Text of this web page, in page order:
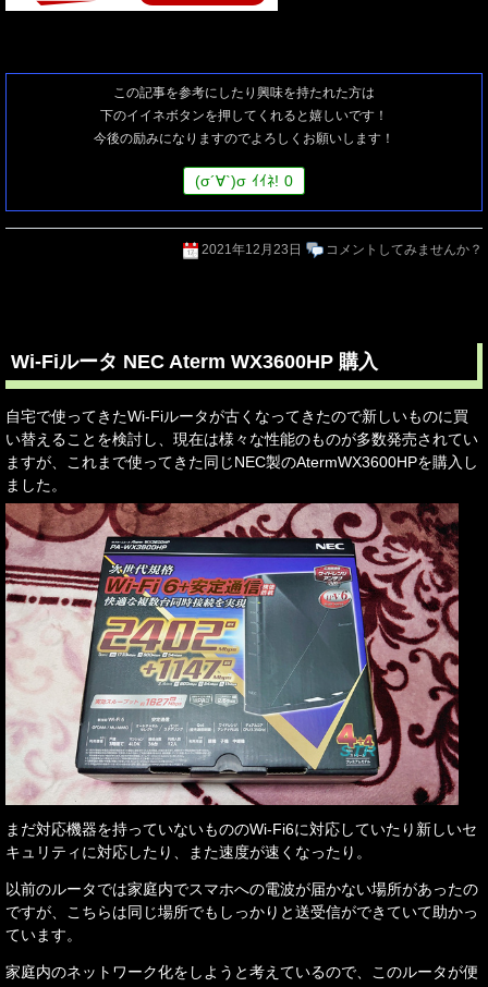
この記事を参考にしたり興味を持たれた方は
下のイイネボタンを押してくれると嬉しいです！
今後の励みになりますのでよろしくお願いします！
(σ´∀`)σ ｲｲﾈ! 0
2021年12月23日 コメントしてみませんか？
Wi-Fiルータ NEC Aterm WX3600HP 購入
自宅で使ってきたWi-Fiルータが古くなってきたので新しいものに買
い替えることを検討し、現在は様々な性能のものが多数発売されてい
ますが、これまで使ってきた同じNEC製のAtermWX3600HPを購入し
ました。
まだ対応機器を持っていないもののWi-Fi6に対応していたり新しいセ
キュリティに対応したり、また速度が速くなったり。
以前のルータでは家庭内でスマホへの電波が届かない場所があったの
ですが、こちらは同じ場所でもしっかりと送受信ができていて助かっ
ています。
家庭内のネットワーク化をしようと考えているので、このルータが便